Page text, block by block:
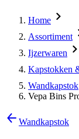
Home
Assortiment
Ijzerwaren
Kapstokken
Wandkapstok
Vepa Bins
Wandkapstok